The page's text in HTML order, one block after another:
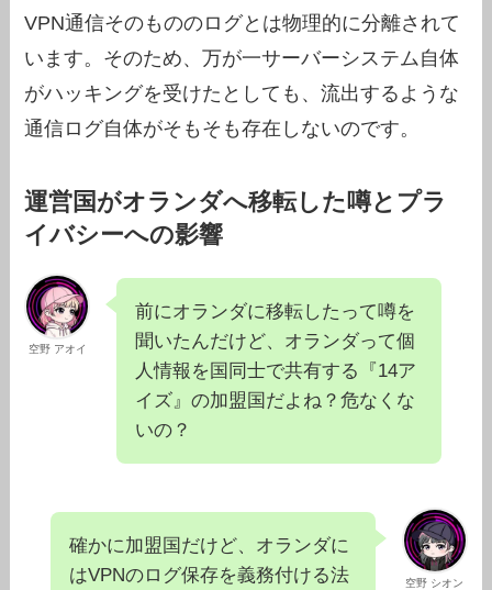
VPN通信そのもののログとは物理的に分離されて
います。そのため、万が一サーバーシステム自体
がハッキングを受けたとしても、流出するような
通信ログ自体がそもそも存在しないのです。
運営国がオランダへ移転した噂とプラ
イバシーへの影響
空野 アオイ
前にオランダに移転したって噂を
聞いたんだけど、オランダって個
人情報を国同士で共有する『14ア
イズ』の加盟国だよね？危なくな
いの？
空野 シオン
確かに加盟国だけど、オランダに
はVPNのログ保存を義務付ける法